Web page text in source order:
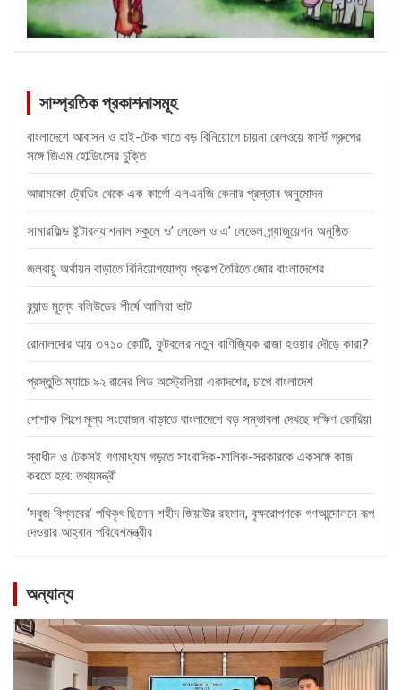
সাম্প্রতিক প্রকাশনাসমূহ
বাংলাদেশে আবাসন ও হাই-টেক খাতে বড় বিনিয়োগে চায়না রেলওয়ে ফার্স্ট গ্রুপের
সঙ্গে জিএম হোল্ডিংসের চুক্তি
আরামকো ট্রেডিং থেকে এক কার্গো এলএনজি কেনার প্রস্তাব অনুমোদন
সামারফিল্ড ইন্টারন্যাশনাল স্কুলে ও’ লেভেল ও এ’ লেভেল গ্র্যাজুয়েশন অনুষ্ঠিত
জলবায়ু অর্থায়ন বাড়াতে বিনিয়োগযোগ্য প্রকল্প তৈরিতে জোর বাংলাদেশের
ব্র্যান্ড মূল্যে বলিউডের শীর্ষে আলিয়া ভাট
রোনালদোর আয় ৩৭১০ কোটি, ফুটবলের নতুন বাণিজ্যিক রাজা হওয়ার দৌড়ে কারা?
প্রস্তুতি ম্যাচে ৯২ রানের লিড অস্ট্রেলিয়া একাদশের, চাপে বাংলাদেশ
পোশাক শিল্পে মূল্য সংযোজন বাড়াতে বাংলাদেশে বড় সম্ভাবনা দেখছে দক্ষিণ কোরিয়া
স্বাধীন ও টেকসই গণমাধ্যম গড়তে সাংবাদিক-মালিক-সরকারকে একসঙ্গে কাজ
করতে হবে: তথ্যমন্ত্রী
‘সবুজ বিপ্লবের’ পথিকৃৎ ছিলেন শহীদ জিয়াউর রহমান, বৃক্ষরোপণকে গণআন্দোলনে রূপ
দেওয়ার আহ্বান পরিবেশমন্ত্রীর
অন্যান্য